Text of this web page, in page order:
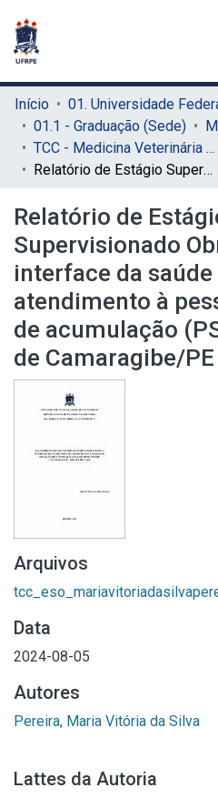
Início
01.1 - Graduação (Sede)
TCC - Medicina Veterinária (Sede)
Relatório de Estágio Supervisionado Obrigatório: a interface da saúde única no atendimento à pessoa em situação de acumulação (PSA) no município de Camaragibe/PE - Relato de caso
Relatório de
Supervisionado
interface da
atendimento à
de acumulação
de Camaragibe/
Arquivos
Data
2024-08-05
Autores
Pereira, Maria Vitória da Silva
Lattes da Autoria